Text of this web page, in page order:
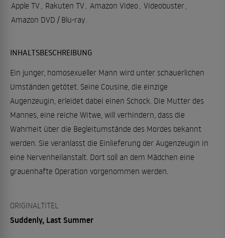
Apple TV, Rakuten TV, Amazon Video , Videobuster,
Amazon DVD / Blu-ray.
INHALTSBESCHREIBUNG
Ein junger, homosexueller Mann wird unter schauerlichen
Umständen getötet. Seine Cousine, die einzige
Augenzeugin, erleidet dabei einen Schock. Die Mutter des
Mannes, eine reiche Witwe, will verhindern, dass die
Wahrheit über die Begleitumstände des Mordes bekannt
werden. Sie veranlasst die Einlieferung der Augenzeugin in
eine Nervenheilanstalt. Dort soll an dem Mädchen eine
grauenhafte Operation vorgenommen werden.
ORIGINALTITEL
Suddenly, Last Summer